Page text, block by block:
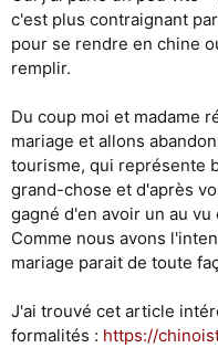
c'est plus contraignant
pour se rendre en chine
remplir.
Du coup moi et madame
mariage et allons
tourisme, qui représente
grand-chose et d'après
gagné d'en avoir un au vu
Comme nous avons
mariage parait de toute
J'ai trouvé cet article
formalités : https://